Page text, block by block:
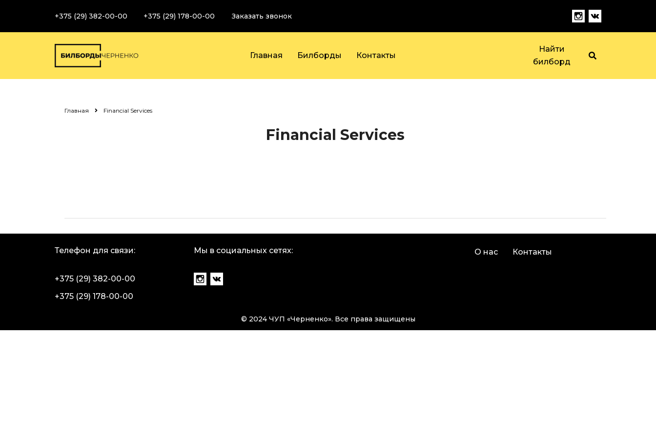
+375 (29) 382-00-00 +375 (29) 178-00-00 Заказать звонок
Главная Билборды Контакты
Найти
билборд
Главная Financial Services
Financial Services
Телефон для связи:
+375 (29) 382-00-00
+375 (29) 178-00-00
Мы в социальных сетях: О нас Контакты
© 2024 ЧУП «Черненко». Все права защищены